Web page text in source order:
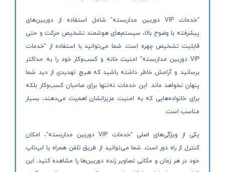
“خدمات VIP دوربین مداربسته” شامل استفاده از دوربین‌های
پیشرفته با وضوح بالا، سیستم‌های هوشمند تشخیص حرکت و حتی
قابلیت تشخیص چهره است. شما می‌توانید با استفاده از “خدمات
VIP دوربین مداربسته” امنیت خانه و کسب‌وکار خود را به حداکثر
برسانید و آرامش خاطر داشته باشید که هیچ تهدیدی از دید شما
پنهان نخواهد ماند. این خدمات نه‌تنها برای صاحبان کسب‌وکار بلکه
برای خانواده‌هایی که به امنیت عزیزانشان اهمیت می‌دهند، بسیار
مناسب است.
یکی از ویژگی‌های اصلی “خدمات VIP دوربین مداربسته”، امکان
کنترل از راه دور است. شما می‌توانید از طریق تلفن همراه یا لپ‌تاپ
خود در هر زمان و مکانی تصاویر زنده دوربین‌ها را مشاهده کنید. این